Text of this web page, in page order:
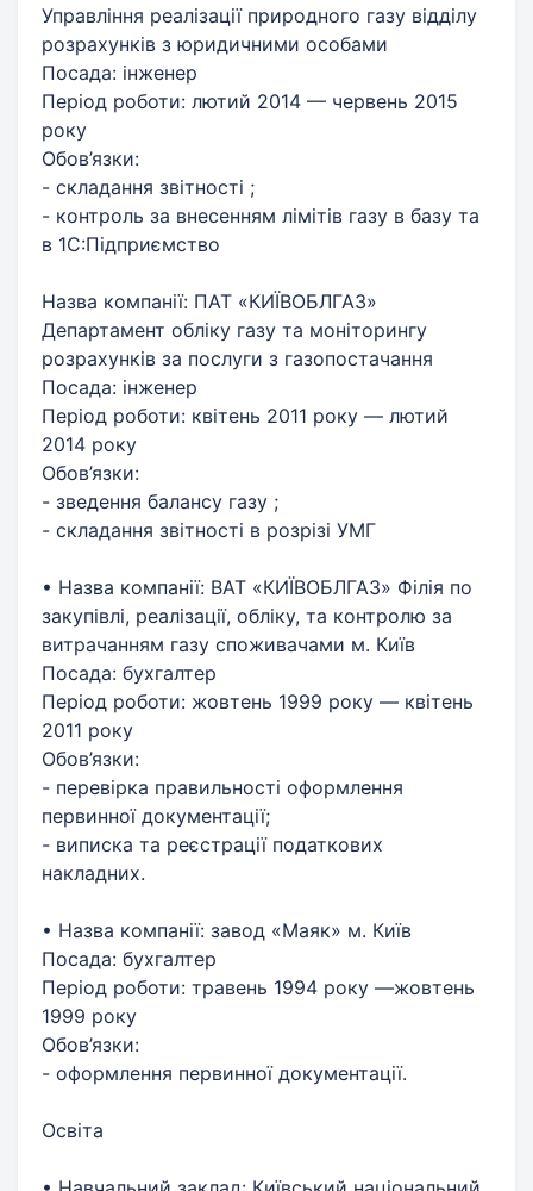
Управління реалізації природного газу відділу
розрахунків з юридичними особами
Посада: інженер
Період роботи: лютий 2014 — червень 2015
року
Обов’язки:
- складання звітності ;
- контроль за внесенням лімітів газу в базу та
в 1С:Підприємство
Назва компанії: ПАТ «КИЇВОБЛГАЗ»
Департамент обліку газу та моніторингу
розрахунків за послуги з газопостачання
Посада: інженер
Період роботи: квітень 2011 року — лютий
2014 року
Обов’язки:
- зведення балансу газу ;
- складання звітності в розрізі УМГ
• Назва компанії: ВАТ «КИЇВОБЛГАЗ» Фiлiя по
закупiвлi, реалiзацiї, облiку, та контролю за
витрачанням газу споживачами м. Київ
Посада: бухгалтер
Період роботи: жовтень 1999 року — квітень
2011 року
Обов’язки:
- перевірка правильності оформлення
первинної документації;
- виписка та реєстрації податкових
накладних.
• Назва компанії: завод «Маяк» м. Київ
Посада: бухгалтер
Період роботи: травень 1994 року —жовтень
1999 року
Обов’язки:
- оформлення первинної документації.
Освіта